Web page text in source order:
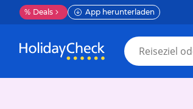
% Deals App herunterladen